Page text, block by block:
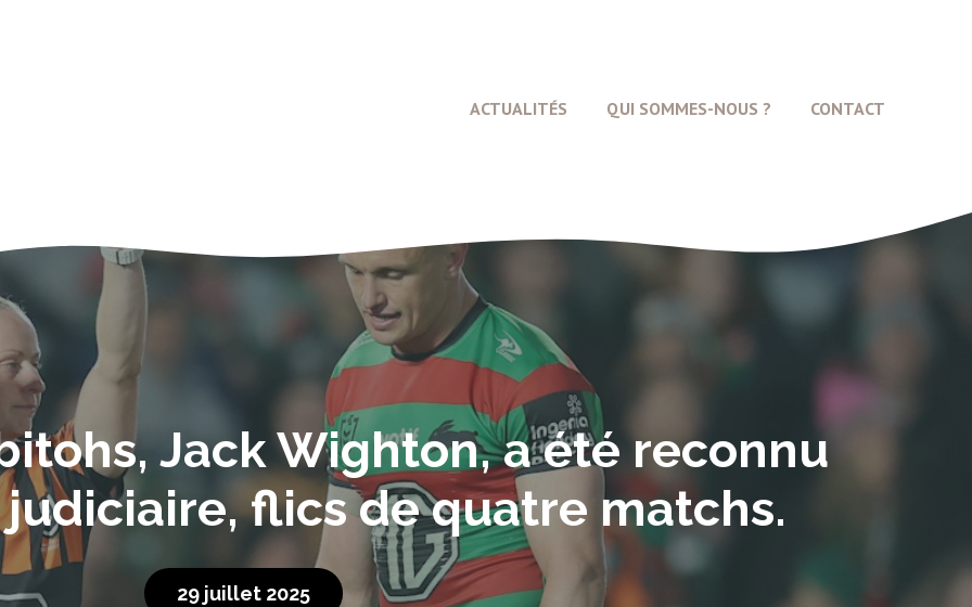
ACTUALITÉS QUI SOMMES-NOUS ? CONTACT
Jack Wighton, a été reconnu
flics de quatre matchs.
29 juillet 2025